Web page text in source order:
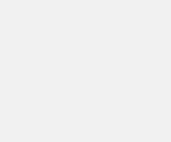
facoltà
a convegni o eventi
oppure in forma di
l’esecuzione della Sua
in caso di iscrizione
tramite la Sua utenza
Sua richiesta di iscrizione
o evento e la
ad esso. Il